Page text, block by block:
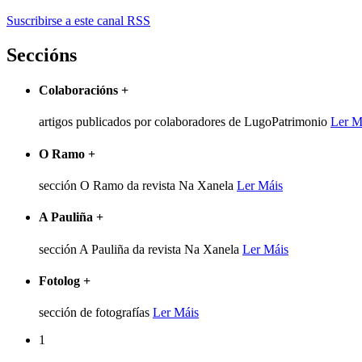
Suscribirse a este canal RSS
Seccións
Colaboracións +
artigos publicados por colaboradores de LugoPatrimonio Ler
O Ramo +
sección O Ramo da revista Na Xanela Ler Máis
A Pauliña +
sección A Pauliña da revista Na Xanela Ler Máis
Fotolog +
sección de fotografías Ler Máis
1